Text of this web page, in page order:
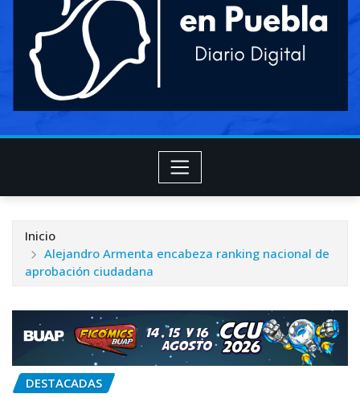
Inicio
Alejandro Armenta encabeza ranking nacional de
aprobación ciudadana
DESTACADAS